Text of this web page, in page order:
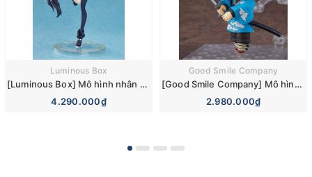
Luminous Box
[Luminous Box] Mô hình nhân vật Shirakami Fubuki 2019 Summer Event ver. 1/7 Complete Figure
4.290.000₫
Good Smile Company
[Good Smile Company] Mô hình lắp ráp Demon Slayer: Kimetsu no Yaiba Nendoroid 1510 Tanjiro Kamado: Final Selection Ver
2.980.000₫